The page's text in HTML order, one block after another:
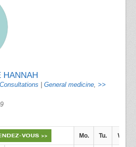
HANNAH
Consultations General medicine, >>
Mo. Tu. We.